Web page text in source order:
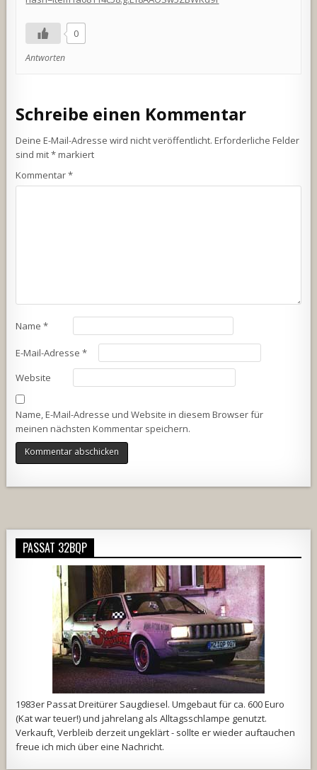
0
Antworten
Schreibe einen Kommentar
Deine E-Mail-Adresse wird nicht veröffentlicht. Erforderliche Felder
sind mit*markiert
Kommentar*
Name*
E-Mail-Adresse*
Website
Name, E-Mail-Adresse und Website in diesem Browser für
meinen nächsten Kommentar speichern.
PASSAT 32BQP
1983er Passat Dreitürer Saugdiesel. Umgebaut für ca. 600 Euro
(Kat war teuer!) und jahrelang als Alltagsschlampe genutzt.
Verkauft, Verbleib derzeit ungeklärt - sollte er wieder auftauchen
freue ich mich über eine Nachricht.